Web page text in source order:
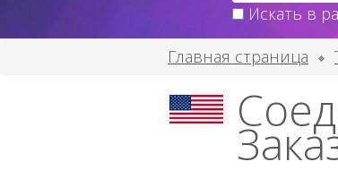
Искать в
Главная страница